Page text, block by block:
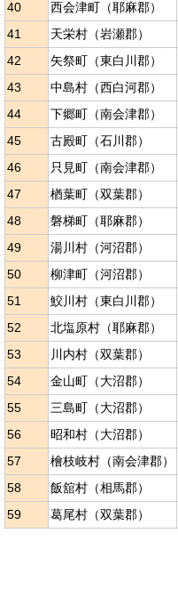
40
西会津町（耶麻郡）
41
天栄村（岩瀬郡）
42
矢祭町（東白川郡）
43
中島村（西白河郡）
44
下郷町（南会津郡）
45
古殿町（石川郡）
46
只見町（南会津郡）
47
楢葉町（双葉郡）
48
磐梯町（耶麻郡）
49
湯川村（河沼郡）
50
柳津町（河沼郡）
51
鮫川村（東白川郡）
52
北塩原村（耶麻郡）
53
川内村（双葉郡）
54
金山町（大沼郡）
55
三島町（大沼郡）
56
昭和村（大沼郡）
57
檜枝岐村（南会津郡）
58
飯舘村（相馬郡）
59
葛尾村（双葉郡）